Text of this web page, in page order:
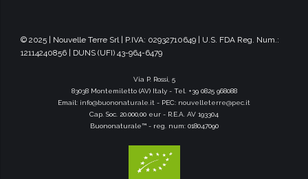
© 2025 | Nouvelle Terre Srl | P.IVA: 02932710649 | U.S. FDA Reg. Num.:
12114240856 | DUNS (UFI) 43-964-6479
Via P. Rossi, 5
83038 Montemiletto (AV) Italy - Tel. +39 0825 968088
Email: info@buononaturale.it - PEC: nouvelleterre@pec.it
Cap. Soc. 20.000,00 eur - R.E.A. AV 193304
Buononaturale™ - reg. num: 018047090